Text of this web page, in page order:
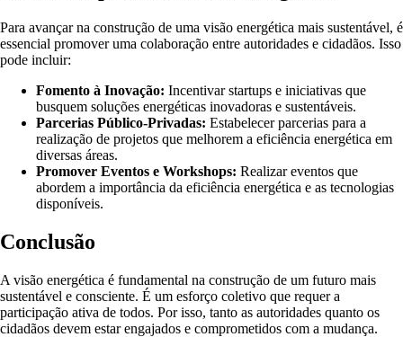
Para avançar na construção de uma visão energética mais sustentável, é
essencial promover uma colaboração entre autoridades e cidadãos. Isso
pode incluir:
Fomento à Inovação: Incentivar startups e iniciativas que
busquem soluções energéticas inovadoras e sustentáveis.
Parcerias Público-Privadas: Estabelecer parcerias para a
realização de projetos que melhorem a eficiência energética em
diversas áreas.
Promover Eventos e Workshops: Realizar eventos que
abordem a importância da eficiência energética e as tecnologias
disponíveis.
Conclusão
A visão energética é fundamental na construção de um futuro mais
sustentável e consciente. É um esforço coletivo que requer a
participação ativa de todos. Por isso, tanto as autoridades quanto os
cidadãos devem estar engajados e comprometidos com a mudança.